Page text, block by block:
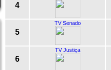
4
5
TV Senado
6
TV Justiça